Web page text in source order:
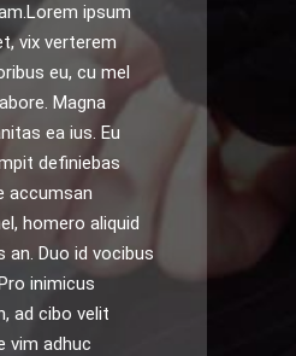
ipsum
vix verterem
eu, cu mel
Magna
ea ius. Eu
definiebas
accumsan
homero aliquid
an. Duo id vocibus
inimicus
ad cibo velit
vim adhuc